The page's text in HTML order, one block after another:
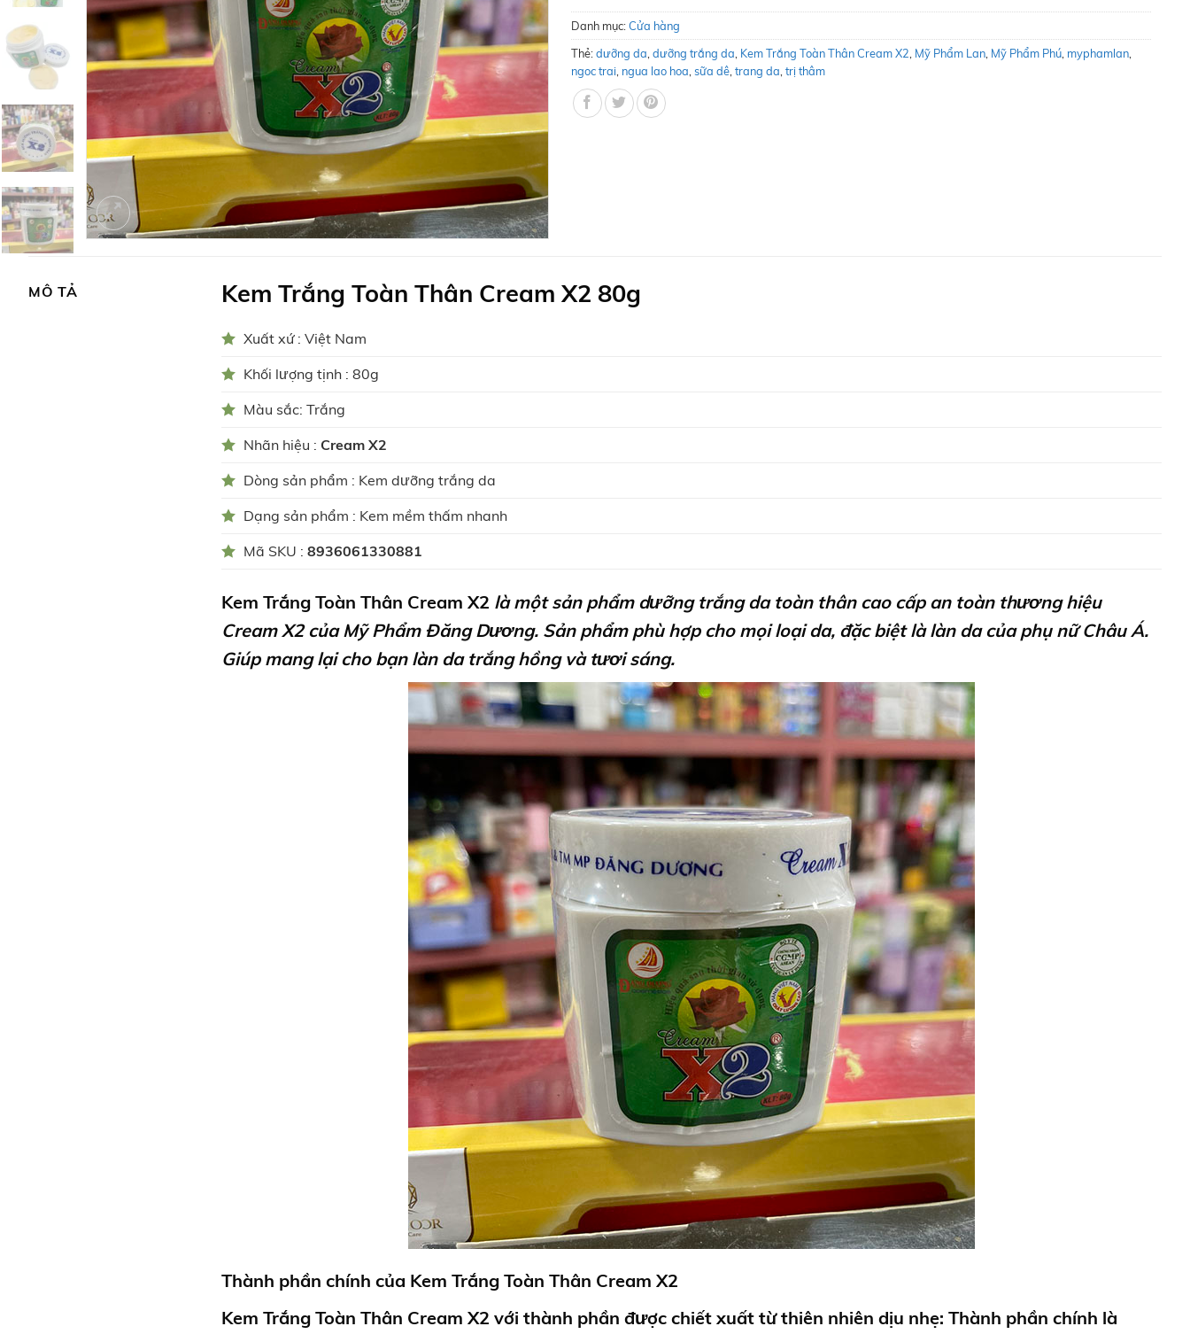
Danh mục:Cửa hàng
Thẻ:dưỡng da dưỡng trắng da Kem Trắng Toàn Thân Cream X2 Mỹ Phẩm Lan Mỹ Phẩm Phú myphamlan
ngoc trai ngua lao hoa sữa dê trang da trị thâm
MÔ TẢ Kem Trắng Toàn Thân Cream X2 80g
Xuất xứ : Việt Nam
Khối lượng tịnh : 80g
Màu sắc: Trắng
Nhãn hiệu : Cream X2
Dòng sản phẩm : Kem dưỡng trắng da
Dạng sản phẩm : Kem mềm thấm nhanh
Mã SKU : 8936061330881
Kem Trắng Toàn Thân Cream X2 là một sản phẩm dưỡng trắng da toàn thân cao cấp an toàn thương hiệu
Cream X2 của Mỹ Phẩm Đăng Dương. Sản phẩm phù hợp cho mọi loại da, đặc biệt là làn da của phụ nữ Châu Á.
Giúp mang lại cho bạn làn da trắng hồng và tươi sáng.
Thành phần chính của Kem Trắng Toàn Thân Cream X2
Kem Trắng Toàn Thân Cream X2 với thành phần được chiết xuất từ thiên nhiên dịu nhẹ: Thành phần chính là